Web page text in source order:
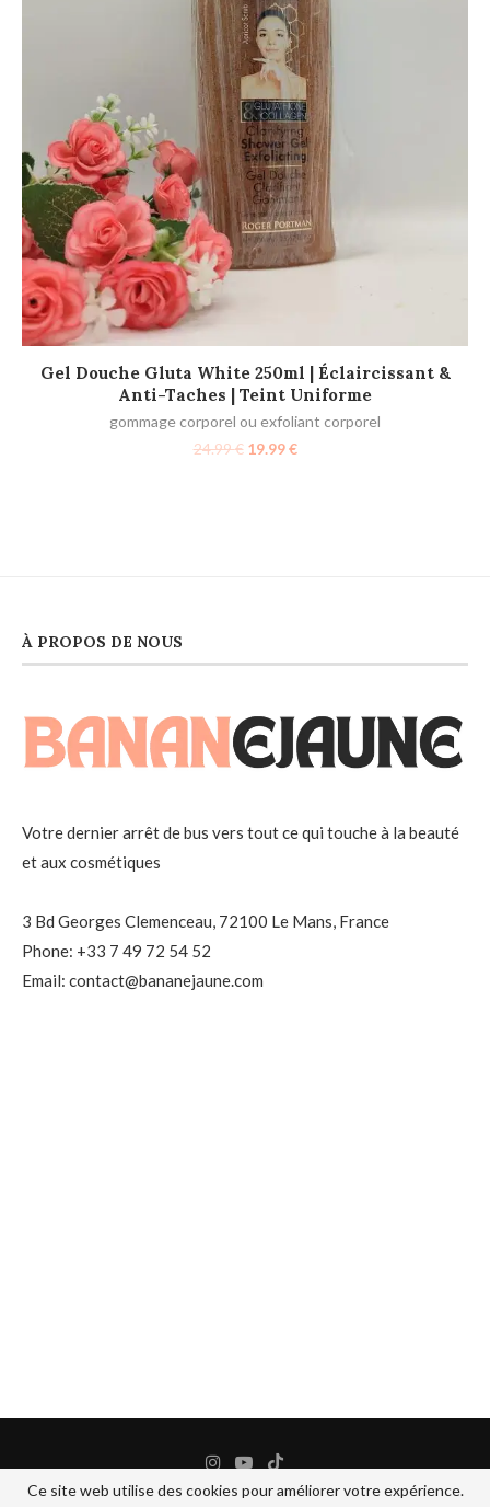
AJOUTER AU PANIER
Gel Douche Gluta White 250ml | Éclaircissant &
Anti-Taches | Teint Uniforme
gommage corporel ou exfoliant corporel
24.99€ 19.99€
À PROPOS DE NOUS
Votre dernier arrêt de bus vers tout ce qui touche à la beauté
et aux cosmétiques
3 Bd Georges Clemenceau, 72100 Le Mans, France
Phone: +33 7 49 72 54 52
Email: contact@bananejaune.com
Ce site web utilise des cookies pour améliorer votre expérience.